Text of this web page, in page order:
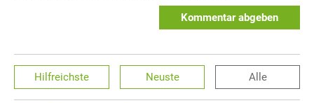
Kommentar abgeben
Hilfreichste Neuste Alle